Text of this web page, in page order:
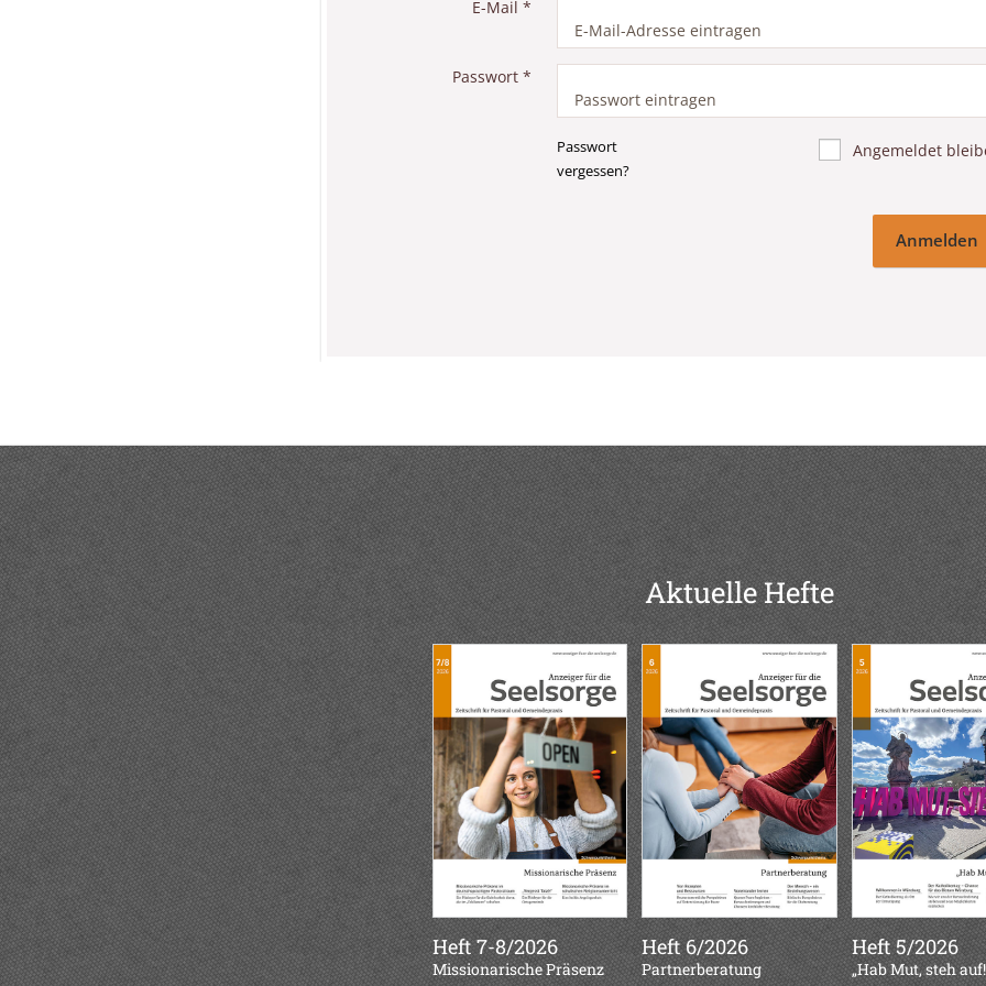
E-Mail *
Passwort *
Passwort
vergessen?
Angemeldet
Anmelden
Aktuelle Hefte
Heft 7-8/2026
:
Missionarische Präsenz
Heft 6/2026
:
Partnerberatung
Heft 5/2026
:
„Hab Mut, steh